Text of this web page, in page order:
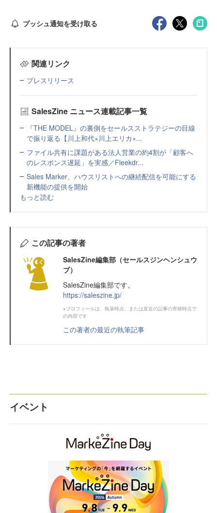
プッシュ通知を受け取る
関連リンク
プレスリリース
SalesZine ニュース連載記事一覧
『THE MODEL』の裏側をセールスストラテジーの目線
で振り返る【川上和代×川上エリカ×...
ファイル共有に課題がある法人営業の約4割が「顧客へ
のレスポンス遅延」を実感／Fleekdr...
Sales Marker、ハウスリストへの継続配信を可能にする
新機能の提供を開始
もっと読む
この記事の著者
SalesZine編集部（セールスジンヘンシュウ
ブ）
SalesZine編集部です。
https://saleszine.jp/
※プロフィールは、執筆時点、または直近の記事の寄稿時点で
の内容です
この著者の最近の執筆記事
イベント